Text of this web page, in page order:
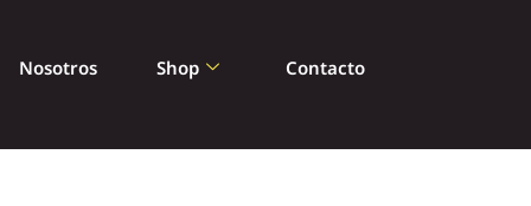
Nosotros Shop Contacto